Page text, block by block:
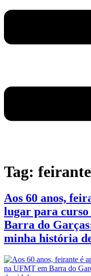
Tag: feirante
Aos 60 anos,
lugar para
Barra do
minha história